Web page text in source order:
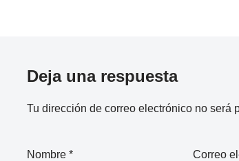
Deja una respuesta
Tu dirección de correo electrónico no será
Nombre * Correo